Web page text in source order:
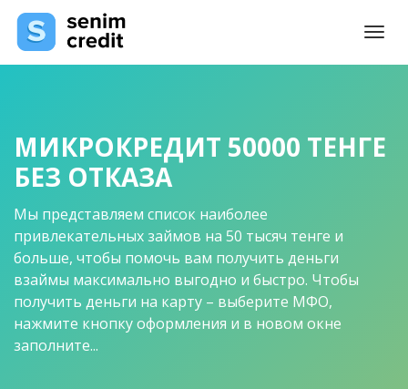
МИКРОКРЕДИТ 50000 ТЕНГЕ
БЕЗ ОТКАЗА
Мы представляем список наиболее
привлекательных займов на 50 тысяч тенге и
больше, чтобы помочь вам получить деньги
взаймы максимально выгодно и быстро. Чтобы
получить деньги на карту – выберите МФО,
нажмите кнопку оформления и в новом окне
заполните...